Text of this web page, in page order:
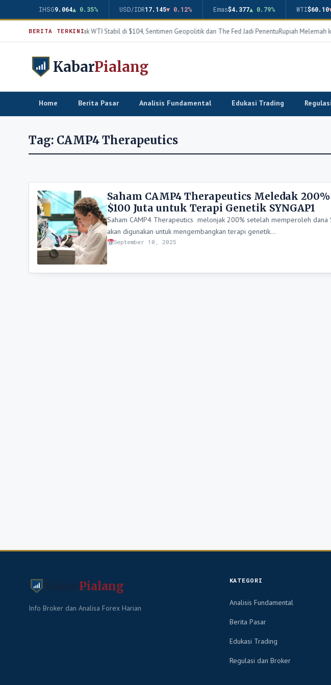
IHSG9.064▲ 0.35% USD/IDR17.145▼ 0.12% Emas$4.377▲ 0.79% WTI$60.10
BERITA TERKINI
Harga Minyak WTI Stabil di $104, Sentimen Geopolitik dan The Fed Jadi PenentuRupiah Melemah
KabarPialang
Home Berita Pasar Analisis Fundamental Edukasi Trading
Tag: CAMP4 Therapeutics
Saham CAMP4 Therapeutics Meledak
$100 Juta untuk Terapi Genetik SYNGAP1
Saham CAMP4 Therapeutics melonjak 200% setelah memperoleh
akan digunakan untuk mengembangkan terapi genetik…
September 10, 2025
Pialang
Info Broker dan Analisa Forex Harian
KATEGORI
Analisis Fundamental
Berita Pasar
Edukasi Trading
Regulasi dan Broker